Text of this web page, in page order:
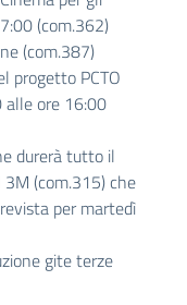
(com.362)
(com.387)
progetto PCTO
alle ore 16:00
durerà tutto il
3M (com.315) che
per martedì
gite terze